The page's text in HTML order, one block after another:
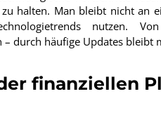
halten. Man bleibt nicht an
nutzen.
durch häufige Updates bleibt
finanziellen